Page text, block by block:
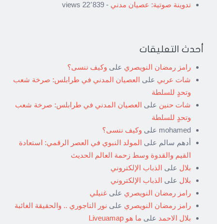
تدوينة صوتية: عصيان مدني - 22٬839 views
أحدث التعليقات
رامز رمضان النويصري على وكيف ننسى؟
شات عربي على العصيان المدني في طرابلس: صرخة شعب
وتحدٍ للسلطة
شات حنين على العصيان المدني في طرابلس: صرخة شعب
وتحدٍ للسلطة
mohamed على وكيف ننسى؟
أدهم سالم على المولد النبوي في العصر الرقمي: استعادة
القيم والقدوة وسط زحمة العالم الحديث
بلال على الذباب الإلكتروني
بلال على الذباب الإلكتروني
رامز رمضان النويصري على غنيلي
رامز رمضان النويصري على نور التاجوري .. والحقيقة الغائبة
بلال الاحمد على ما هو Liveuamap